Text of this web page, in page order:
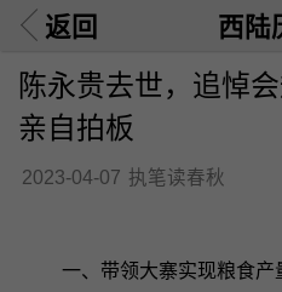
返回 西陆
陈永贵去世，追悼
亲自拍板
2023-04-07 执笔读春秋
一、带领大寨实现粮食产